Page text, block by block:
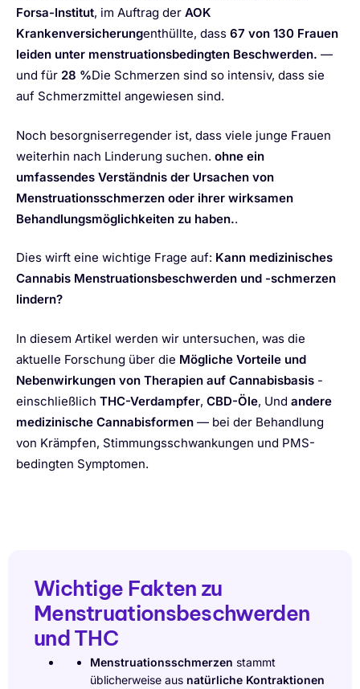
Forsa-Institut, im Auftrag der AOK
Krankenversicherungenthüllte, dass 67 von 130 Frauen
leiden unter menstruationsbedingten Beschwerden. —
und für 28 %Die Schmerzen sind so intensiv, dass sie
auf Schmerzmittel angewiesen sind.
Noch besorgniserregender ist, dass viele junge Frauen
weiterhin nach Linderung suchen. ohne ein
umfassendes Verständnis der Ursachen von
Menstruationsschmerzen oder ihrer wirksamen
Behandlungsmöglichkeiten zu haben..
Dies wirft eine wichtige Frage auf: Kann medizinisches
Cannabis Menstruationsbeschwerden und -schmerzen
lindern?
In diesem Artikel werden wir untersuchen, was die
aktuelle Forschung über die Mögliche Vorteile und
Nebenwirkungen von Therapien auf Cannabisbasis -
einschließlich THC-Verdampfer, CBD-Öle, Und andere
medizinische Cannabisformen — bei der Behandlung
von Krämpfen, Stimmungsschwankungen und PMS-
bedingten Symptomen.
Wichtige Fakten zu
Menstruationsbeschwerden
und THC
Menstruationsschmerzen stammt
üblicherweise aus natürliche Kontraktionen